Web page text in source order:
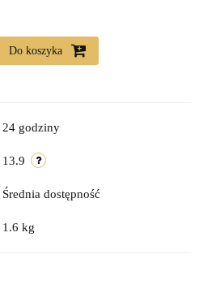
Do koszyka
24 godziny
13.9
Średnia dostępność
1.6 kg